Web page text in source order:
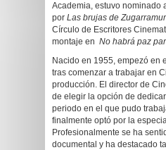
Academia, estuvo nominado
por Las brujas de
Círculo de Escritores
montaje en No habrá paz
Nacido en 1955, empezó en
tras comenzar a trabajar en
producción. El director de
de elegir la opción de
periodo en el que pudo
finalmente optó por la
Profesionalmente se ha
documental y ha destacado